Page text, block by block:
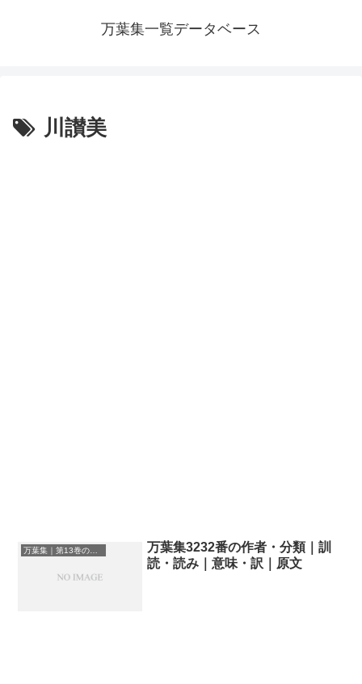
万葉集一覧データベース
川讃美
万葉集｜第13巻の和歌一覧
万葉集3232番の作者・分類｜訓
読・読み｜意味・訳｜原文